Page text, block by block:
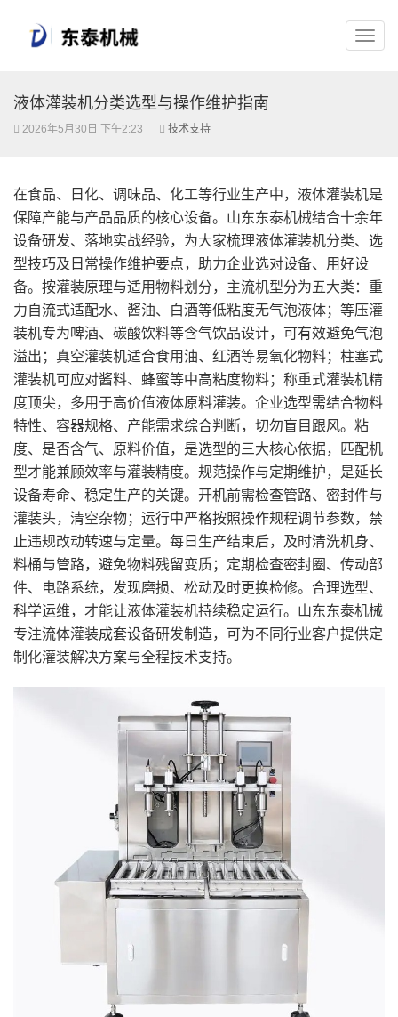
液体灌装机分类选型与操作维护指南
2026年5月30日 下午2:23 技术支持
在食品、日化、调味品、化工等行业生产中，液体灌装机是
保障产能与产品品质的核心设备。山东东泰机械结合十余年
设备研发、落地实战经验，为大家梳理液体灌装机分类、选
型技巧及日常操作维护要点，助力企业选对设备、用好设
备。按灌装原理与适用物料划分，主流机型分为五大类：重
力自流式适配水、酱油、白酒等低粘度无气泡液体；等压灌
装机专为啤酒、碳酸饮料等含气饮品设计，可有效避免气泡
溢出；真空灌装机适合食用油、红酒等易氧化物料；柱塞式
灌装机可应对酱料、蜂蜜等中高粘度物料；称重式灌装机精
度顶尖，多用于高价值液体原料灌装。企业选型需结合物料
特性、容器规格、产能需求综合判断，切勿盲目跟风。粘
度、是否含气、原料价值，是选型的三大核心依据，匹配机
型才能兼顾效率与灌装精度。规范操作与定期维护，是延长
设备寿命、稳定生产的关键。开机前需检查管路、密封件与
灌装头，清空杂物；运行中严格按照操作规程调节参数，禁
止违规改动转速与定量。每日生产结束后，及时清洗机身、
料桶与管路，避免物料残留变质；定期检查密封圈、传动部
件、电路系统，发现磨损、松动及时更换检修。合理选型、
科学运维，才能让液体灌装机持续稳定运行。山东东泰机械
专注流体灌装成套设备研发制造，可为不同行业客户提供定
制化灌装解决方案与全程技术支持。